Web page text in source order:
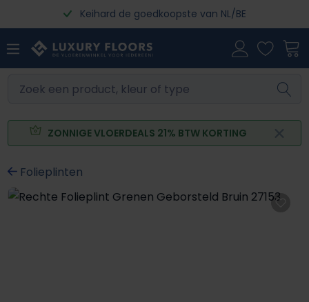
Ga naar de hoofdinhoudKeihard de goedkoopste van NL/BE
ZONNIGE VLOERDEALS 21% BTW KORTING
Folieplinten
Afbeeldingengalerij overslaan